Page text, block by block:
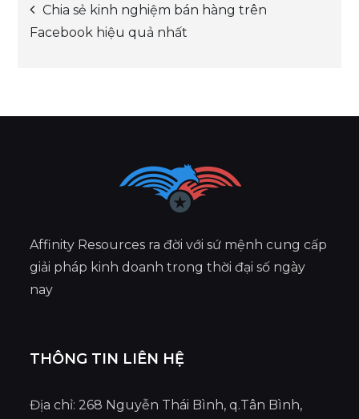
Post
Chia sẻ kinh nghiệm bán hàng trên
Facebook hiệu quả nhất
Affinity Resources ra đời với sứ mệnh cung cấp
giải pháp kinh doanh trong thời đại số ngày
nay
THÔNG TIN LIÊN HỆ
Địa chỉ: 268 Nguyễn Thái Bình, q.Tân Bình,